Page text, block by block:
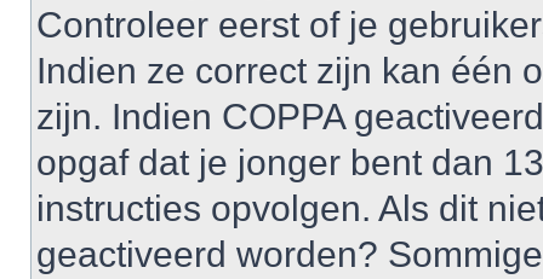
Controleer eerst of je
Indien ze correct zijn kan één
zijn. Indien COPPA
opgaf dat je jonger bent dan
instructies opvolgen. Als dit
geactiveerd worden?